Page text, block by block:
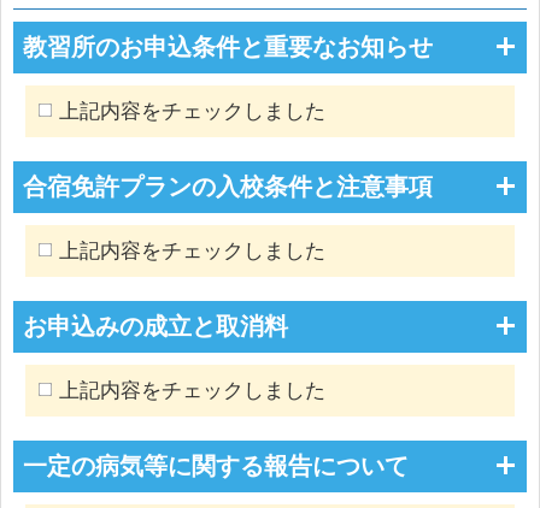
教習所のお申込条件と重要なお知らせ
上記内容をチェックしました
合宿免許プランの入校条件と注意事項
上記内容をチェックしました
お申込みの成立と取消料
上記内容をチェックしました
一定の病気等に関する報告について